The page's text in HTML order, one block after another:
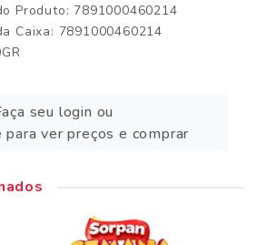
Produto: 7891000460214
Caixa: 7891000460214
seu login ou
ver preços e comprar